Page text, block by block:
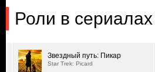
Роли в сериалах
Звездный путь: Пикар
Star Trek: Picard